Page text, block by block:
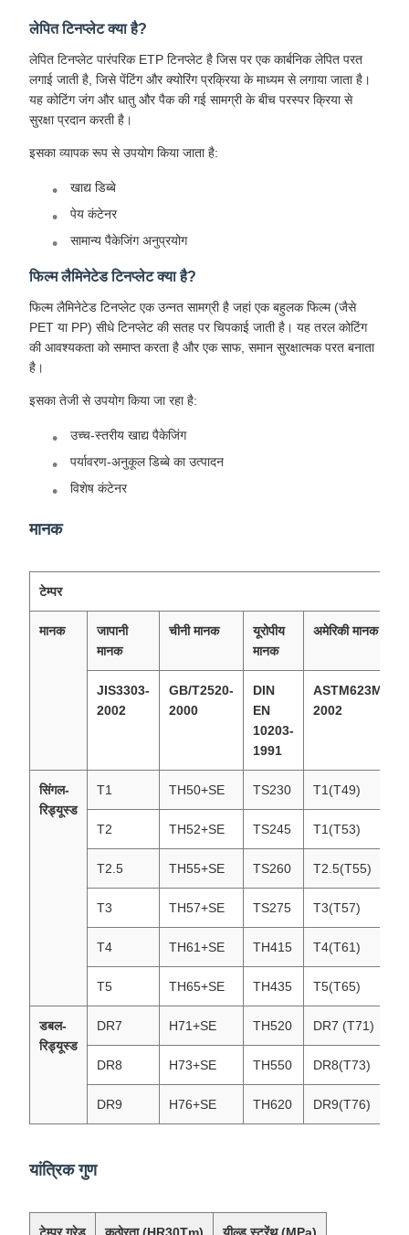
लेपित टिनप्लेट क्या है?
लेपित टिनप्लेट पारंपरिक ETP टिनप्लेट है जिस पर एक कार्बनिक लेपित परत
लगाई जाती है, जिसे पेंटिंग और क्योरिंग प्रक्रिया के माध्यम से लगाया जाता है।
यह कोटिंग जंग और धातु और पैक की गई सामग्री के बीच परस्पर क्रिया से
सुरक्षा प्रदान करती है।
इसका व्यापक रूप से उपयोग किया जाता है:
खाद्य डिब्बे
पेय कंटेनर
सामान्य पैकेजिंग अनुप्रयोग
फिल्म लैमिनेटेड टिनप्लेट क्या है?
फिल्म लैमिनेटेड टिनप्लेट एक उन्नत सामग्री है जहां एक बहुलक फिल्म (जैसे
PET या PP) सीधे टिनप्लेट की सतह पर चिपकाई जाती है। यह तरल कोटिंग
की आवश्यकता को समाप्त करता है और एक साफ, समान सुरक्षात्मक परत बनाता
है।
इसका तेजी से उपयोग किया जा रहा है:
उच्च-स्तरीय खाद्य पैकेजिंग
पर्यावरण-अनुकूल डिब्बे का उत्पादन
विशेष कंटेनर
मानक
टेम्पर
मानक
जापानी
मानक
चीनी मानक
यूरोपीय
मानक
अमेरिकी मानक
JIS3303-
2002
GB/T2520-
2000
DIN
EN
10203-
1991
ASTM623M-
2002
सिंगल-
रिड्यूस्ड
T1 TH50+SE TS230 T1(T49)
T2 TH52+SE TS245 T1(T53)
T2.5 TH55+SE TS260 T2.5(T55)
T3 TH57+SE TS275 T3(T57)
T4 TH61+SE TH415 T4(T61)
T5 TH65+SE TH435 T5(T65)
डबल-
रिड्यूस्ड
DR7 H71+SE TH520 DR7 (T71)
DR8 H73+SE TH550 DR8(T73)
DR9 H76+SE TH620 DR9(T76)
यांत्रिक गुण